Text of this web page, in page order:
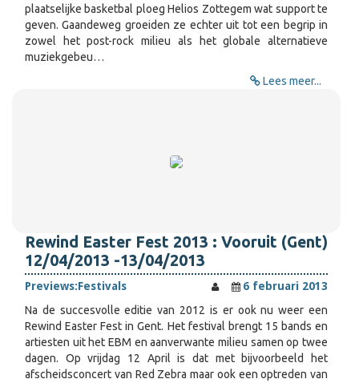
plaatselijke basketbal ploeg Helios Zottegem wat support te
geven. Gaandeweg groeiden ze echter uit tot een begrip in
zowel het post-rock milieu als het globale alternatieve
muziekgebeu…
Lees meer...
Rewind Easter Fest 2013 : Vooruit (Gent)
12/04/2013 -13/04/2013
Previews:Festivals
6 februari 2013
Na de succesvolle editie van 2012 is er ook nu weer een
Rewind Easter Fest in Gent. Het festival brengt 15 bands en
artiesten uit het EBM en aanverwante milieu samen op twee
dagen. Op vrijdag 12 April is dat met bijvoorbeeld het
afscheidsconcert van Red Zebra maar ook een optreden van